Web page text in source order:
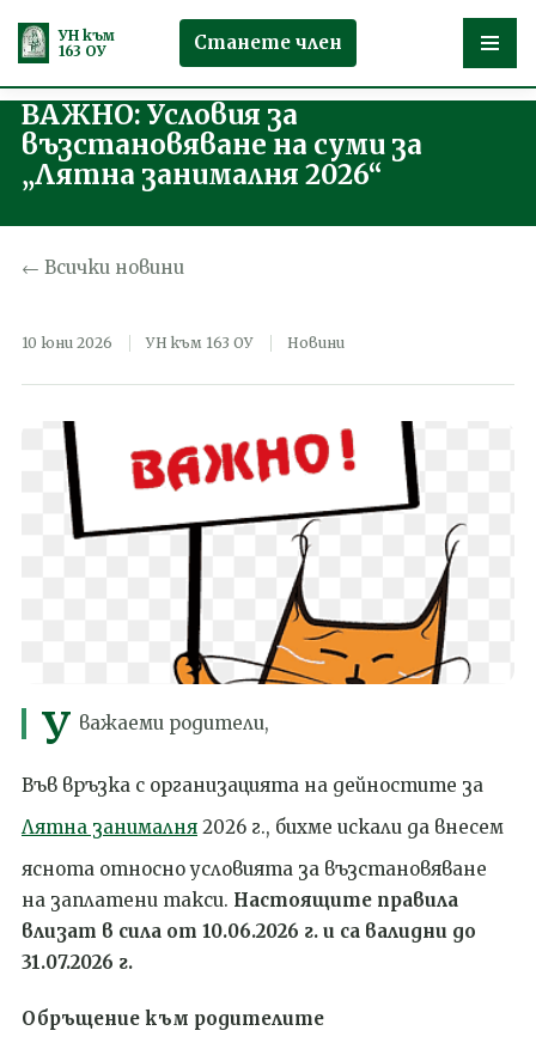
Продължете
към
съдържанието
УН към
163 ОУ
Станете член
ВАЖНО: Условия за
възстановяване на суми за
„Лятна занималня 2026“
← Всички новини
10 юни 2026 УН към 163 ОУ Новини
У важаеми родители,
Във връзка с организацията на дейностите за
Лятна занималня 2026 г., бихме искали да внесем
яснота относно условията за възстановяване
на заплатени такси. Настоящите правила
влизат в сила от 10.06.2026 г. и са валидни до
31.07.2026 г.
Обръщение към родителите